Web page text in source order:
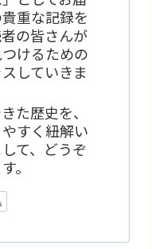
重な記録を
の皆さんが
つけるための
していきま
た歴史を、
すく紐解い
て、どうぞ
。